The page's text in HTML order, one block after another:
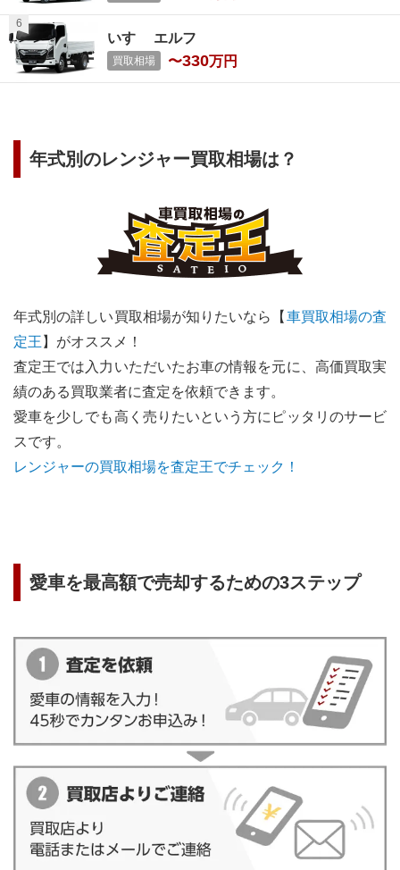
いすゞ エルフ
買取相場 〜330万円
年式別のレンジャー買取相場は？
年式別の詳しい買取相場が知りたいなら【 車買取相場の査
定王 】がオススメ！
査定王では入力いただいたお車の情報を元に、高価買取実
績のある買取業者に査定を依頼できます。
愛車を少しでも高く売りたいという方にピッタリのサービ
スです。
レンジャーの買取相場を査定王でチェック！
愛車を最高額で売却するための3ステップ